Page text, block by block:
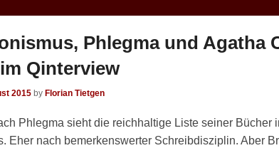
Phlegma und Agatha
Qinterview
2015 by Florian Tietgen
Phlegma sieht die reichhaltige Liste seiner Bücher
Eher nach bemerkenswerter Schreibdisziplin. Aber